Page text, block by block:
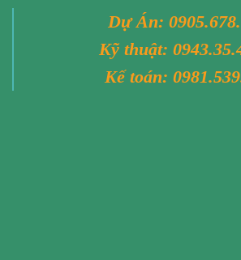
Dự Án:
Kỹ thuật:
Kế toán: